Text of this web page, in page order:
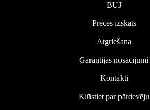
BUJ
Preces izskats
Atgriešana
Garantijas nosacījumi
Kontakti
Kļūstiet par pārdevēju